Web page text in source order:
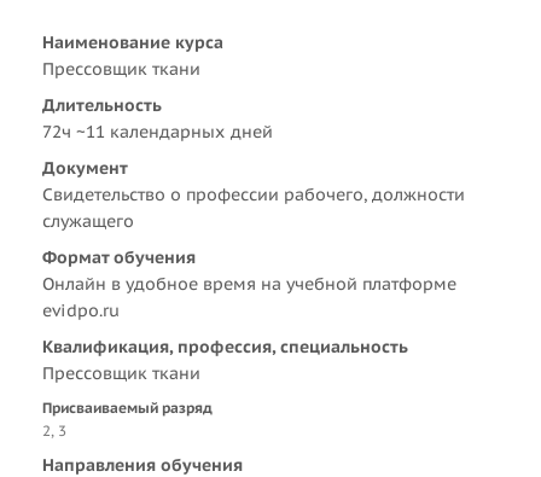
Наименование курса
Прессовщик ткани
Длительность
72ч ~11 календарных дней
Документ
Свидетельство о профессии рабочего, должности
служащего
Формат обучения
Онлайн в удобное время на учебной платформе
evidpo.ru
Квалификация, профессия, специальность
Прессовщик ткани
Присваиваемый разряд
2, 3
Направления обучения